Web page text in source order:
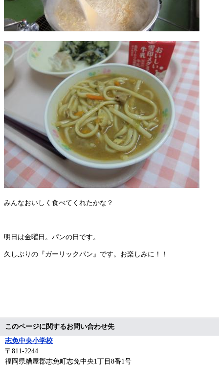
みんなおいしく食べてくれたかな？
明日は金曜日。パンの日です。
久しぶりの『ガーリックパン』です。お楽しみに！！
このページに関するお問い合わせ先
志免中央小学校
〒811-2244
福岡県糟屋郡志免町志免中央1丁目8番1号